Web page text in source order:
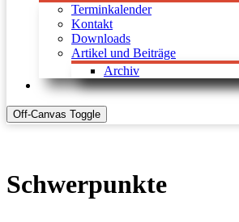
Terminkalender
Kontakt
Downloads
Artikel und Beiträge
Archiv
Off-Canvas Toggle
Schwerpunkte